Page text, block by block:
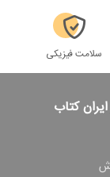
سلامت فیزیکی
کتاب